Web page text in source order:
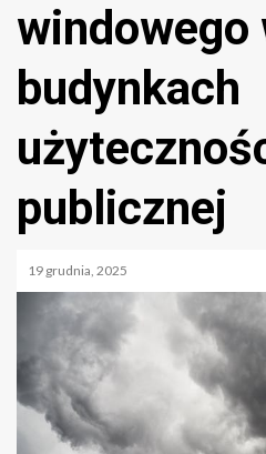
windowego
budynkach
publicznej
19 grudnia, 2025